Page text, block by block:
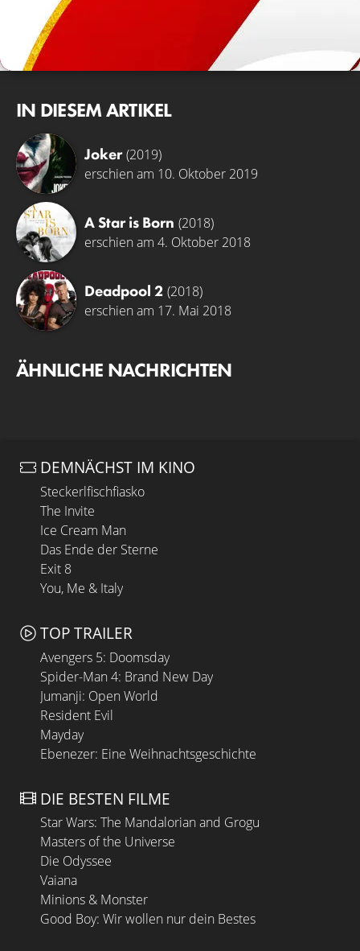
IN DIESEM ARTIKEL
Joker (2019)
erschien am 10. Oktober 2019
A Star is Born (2018)
erschien am 4. Oktober 2018
Deadpool 2 (2018)
erschien am 17. Mai 2018
ÄHNLICHE NACHRICHTEN
DEMNÄCHST IM KINO
Steckerlfischfiasko
The Invite
Ice Cream Man
Das Ende der Sterne
Exit 8
You, Me & Italy
TOP TRAILER
Avengers 5: Doomsday
Spider-Man 4: Brand New Day
Jumanji: Open World
Resident Evil
Mayday
Ebenezer: Eine Weihnachtsgeschichte
DIE BESTEN FILME
Star Wars: The Mandalorian and Grogu
Masters of the Universe
Die Odyssee
Vaiana
Minions & Monster
Good Boy: Wir wollen nur dein Bestes